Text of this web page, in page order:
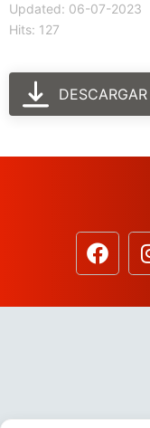
Updated: 06-07-2023
Hits: 127
DESCARGAR